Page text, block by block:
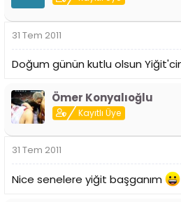
i
31 Tem 2011
Doğum günün kutlu olsun
Ömer Konyalıoğlu
Kayıtlı Üye
31 Tem 2011
Nice senelere yiğit başganım